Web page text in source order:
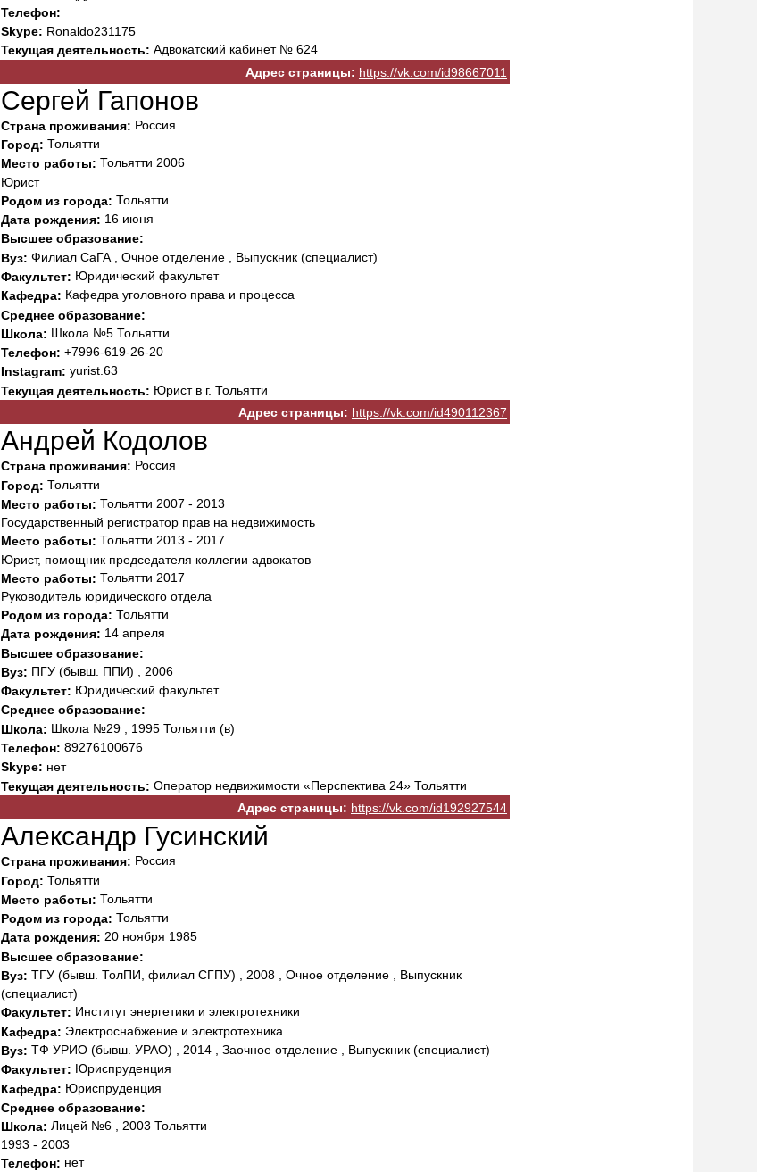
Телефон:
Skype: Ronaldo231175
Текущая деятельность: Адвокатский кабинет № 624
Адрес страницы: https://vk.com/id98667011
Сергей Гапонов
Страна проживания: Россия
Город: Тольятти
Место работы: Тольятти 2006
Юрист
Родом из города: Тольятти
Дата рождения: 16 июня
Высшее образование:
Вуз: Филиал СаГА , Очное отделение , Выпускник (специалист)
Факультет: Юридический факультет
Кафедра: Кафедра уголовного права и процесса
Среднее образование:
Школа: Школа №5 Тольятти
Телефон: +7996-619-26-20
Instagram: yurist.63
Текущая деятельность: Юрист в г. Тольятти
Адрес страницы: https://vk.com/id490112367
Андрей Кодолов
Страна проживания: Россия
Город: Тольятти
Место работы: Тольятти 2007 - 2013
Государственный регистратор прав на недвижимость
Место работы: Тольятти 2013 - 2017
Юрист, помощник председателя коллегии адвокатов
Место работы: Тольятти 2017
Руководитель юридического отдела
Родом из города: Тольятти
Дата рождения: 14 апреля
Высшее образование:
Вуз: ПГУ (бывш. ППИ) , 2006
Факультет: Юридический факультет
Среднее образование:
Школа: Школа №29 , 1995 Тольятти (в)
Телефон: 89276100676
Skype: нет
Текущая деятельность: Оператор недвижимости «Перспектива 24» Тольятти
Адрес страницы: https://vk.com/id192927544
Александр Гусинский
Страна проживания: Россия
Город: Тольятти
Место работы: Тольятти
Родом из города: Тольятти
Дата рождения: 20 ноября 1985
Высшее образование:
Вуз: ТГУ (бывш. ТолПИ, филиал СГПУ) , 2008 , Очное отделение , Выпускник
(специалист)
Факультет: Институт энергетики и электротехники
Кафедра: Электроснабжение и электротехника
Вуз: ТФ УРИО (бывш. УРАО) , 2014 , Заочное отделение , Выпускник (специалист)
Факультет: Юриспруденция
Кафедра: Юриспруденция
Среднее образование:
Школа: Лицей №6 , 2003 Тольятти
1993 - 2003
Телефон: нет